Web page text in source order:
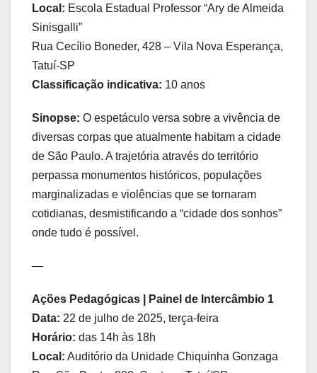
Local: Escola Estadual Professor “Ary de Almeida
Sinisgalli”
Rua Cecílio Boneder, 428 – Vila Nova Esperança,
Tatuí-SP
Classificação indicativa: 10 anos
Sinopse: O espetáculo versa sobre a vivência de
diversas corpas que atualmente habitam a cidade
de São Paulo. A trajetória através do território
perpassa monumentos históricos, populações
marginalizadas e violências que se tornaram
cotidianas, desmistificando a “cidade dos sonhos”
onde tudo é possível.
—
Ações Pedagógicas | Painel de Intercâmbio 1
Data: 22 de julho de 2025, terça-feira
Horário: das 14h às 18h
Local: Auditório da Unidade Chiquinha Gonzaga